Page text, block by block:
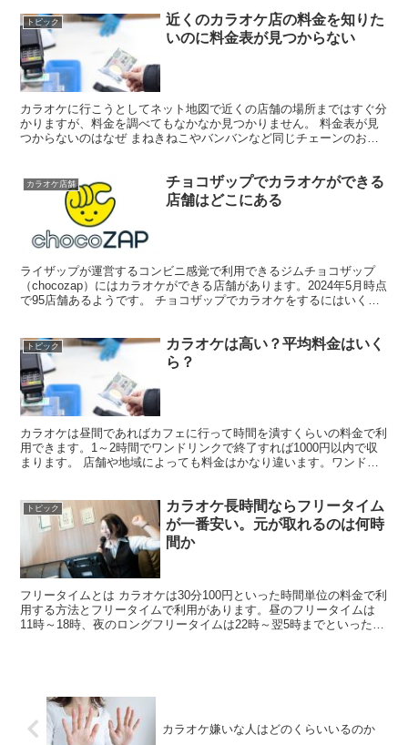
トピック
近くのカラオケ店の料金を知りた
いのに料金表が見つからない
カラオケに行こうとしてネット地図で近くの店舗の場所まではすぐ分
かりますが、料金を調べてもなかなか見つかりません。 料金表が見
つからないのはなぜ まねきねこやバンバンなど同じチェーンのお店
カラオケ店舗
チョコザップでカラオケができる
店舗はどこにある
ライザップが運営するコンビニ感覚で利用できるジムチョコザップ
（chocozap）にはカラオケができる店舗があります。2024年5月時点
で95店舗あるようです。 チョコザップでカラオケをするにはいくら
トピック
カラオケは高い？平均料金はいく
ら？
カラオケは昼間であればカフェに行って時間を潰すくらいの料金で利
用できます。1～2時間でワンドリンクで終了すれば1000円以内で収
まります。 店舗や地域によっても料金はかなり違います。ワンドリ
トピック
カラオケ長時間ならフリータイム
が一番安い。元が取れるのは何時
間か
フリータイムとは カラオケは30分100円といった時間単位の料金で利
用する方法とフリータイムで利用があります。昼のフリータイムは
11時～18時、夜のロングフリータイムは22時～翌5時までといったよ
カラオケ嫌いな人はどのくらいいるのか